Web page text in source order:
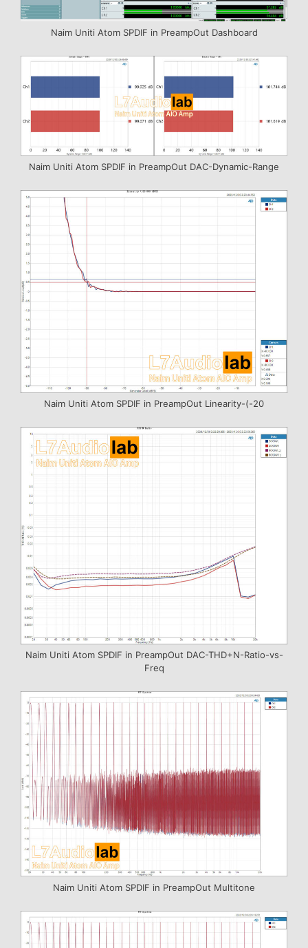
Naim Uniti Atom SPDIF in PreampOut Dashboard
Naim Uniti Atom SPDIF in PreampOut DAC-Dynamic-Range
Naim Uniti Atom SPDIF in PreampOut Linearity-(-20
Naim Uniti Atom SPDIF in PreampOut DAC-THD+N-Ratio-vs-
Freq
Naim Uniti Atom SPDIF in PreampOut Multitone